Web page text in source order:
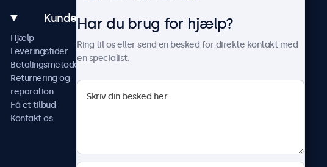
Kundeservice
Hjælp
Leveringstider
Betalingsmetoder
Returnering og
reparation
Få et tilbud
Kontakt os
Om Beetronics
Arbejd hos os
Har du brug for hjælp?
Ring til os eller send en besked for direkte kontakt med
en specialist.